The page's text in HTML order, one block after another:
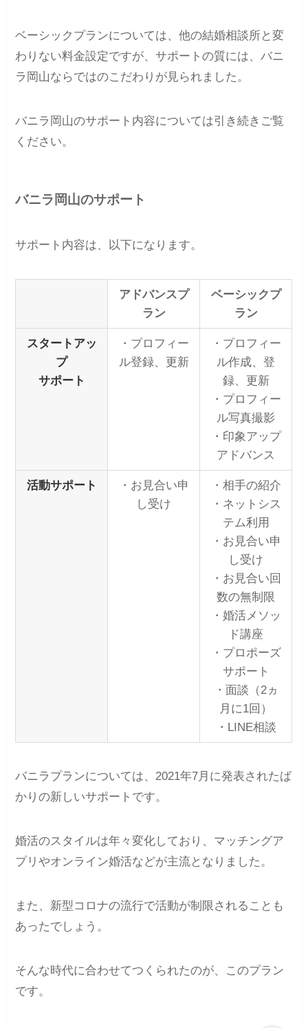
ベーシックプランについては、他の結婚相談所と変
わりない料金設定ですが、サポートの質には、バニ
ラ岡山ならではのこだわりが見られました。
バニラ岡山のサポート内容については引き続きご覧
ください。
バニラ岡山のサポート
サポート内容は、以下になります。
アドバンスプ
ラン
ベーシックプ
ラン
スタートアッ
プ
サポート
・プロフィー
ル登録、更新
・プロフィー
ル作成、登
録、更新
・プロフィー
ル写真撮影
・印象アップ
アドバンス
活動サポート
・お見合い申
し受け
・相手の紹介
・ネットシス
テム利用
・お見合い申
し受け
・お見合い回
数の無制限
・婚活メソッ
ド講座
・プロポーズ
サポート
・面談（2ヵ
月に1回）
・LINE相談
バニラプランについては、2021年7月に発表されたば
かりの新しいサポートです。
婚活のスタイルは年々変化しており、マッチングア
プリやオンライン婚活などが主流となりました。
また、新型コロナの流行で活動が制限されることも
あったでしょう。
そんな時代に合わせてつくられたのが、このプラン
です。